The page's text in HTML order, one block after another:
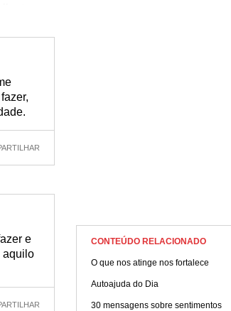
trazer.
e
aquilo
CONTEÚDO RELACIONADO
O que nos atinge nos fortalece
Autoajuda do Dia
30 mensagens sobre sentimentos